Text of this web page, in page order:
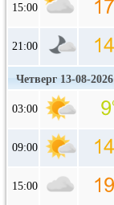
15:00
21:00
Четверг 13-08-2026
03:00
09:00
15:00